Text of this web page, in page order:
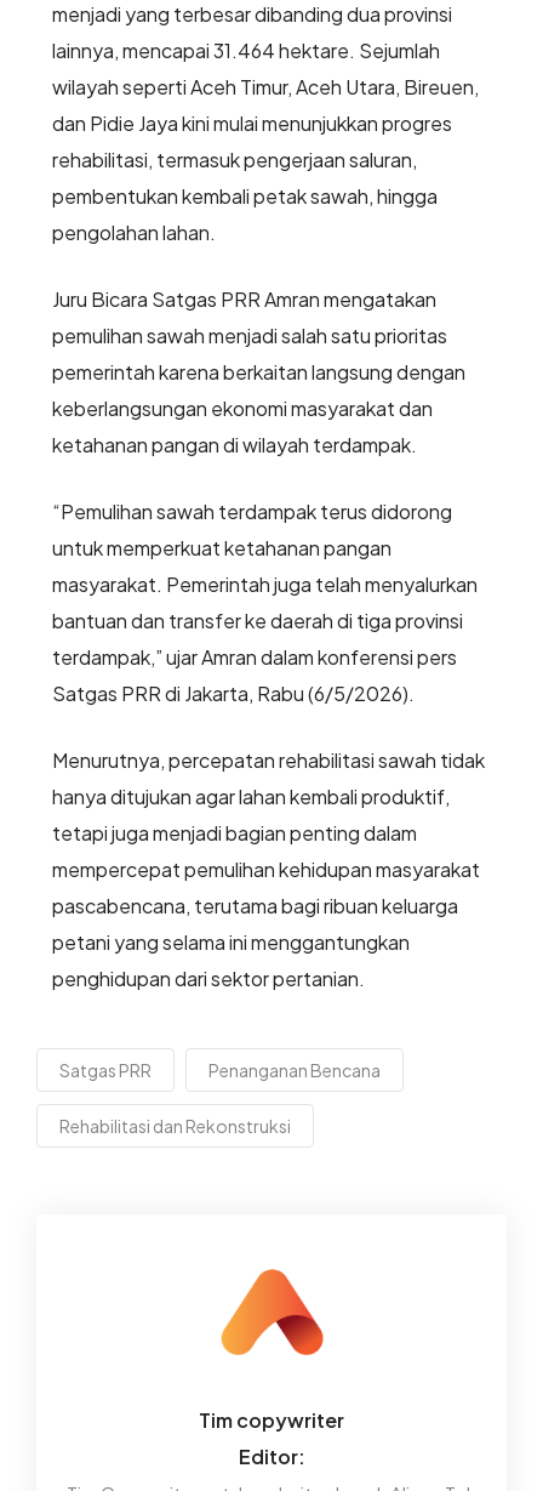
menjadi yang terbesar dibanding dua provinsi
lainnya, mencapai 31.464 hektare. Sejumlah
wilayah seperti Aceh Timur, Aceh Utara, Bireuen,
dan Pidie Jaya kini mulai menunjukkan progres
rehabilitasi, termasuk pengerjaan saluran,
pembentukan kembali petak sawah, hingga
pengolahan lahan.
Juru Bicara Satgas PRR Amran mengatakan
pemulihan sawah menjadi salah satu prioritas
pemerintah karena berkaitan langsung dengan
keberlangsungan ekonomi masyarakat dan
ketahanan pangan di wilayah terdampak.
“Pemulihan sawah terdampak terus didorong
untuk memperkuat ketahanan pangan
masyarakat. Pemerintah juga telah menyalurkan
bantuan dan transfer ke daerah di tiga provinsi
terdampak,” ujar Amran dalam konferensi pers
Satgas PRR di Jakarta, Rabu (6/5/2026).
Menurutnya, percepatan rehabilitasi sawah tidak
hanya ditujukan agar lahan kembali produktif,
tetapi juga menjadi bagian penting dalam
mempercepat pemulihan kehidupan masyarakat
pascabencana, terutama bagi ribuan keluarga
petani yang selama ini menggantungkan
penghidupan dari sektor pertanian.
Satgas PRR Penanganan Bencana
Rehabilitasi dan Rekonstruksi
Tim copywriter
Editor: